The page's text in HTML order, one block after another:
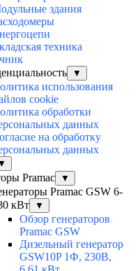
здания
техника
▼
использования
cookie
обработки
данных
на обработку
данных
Pramac ▼
Pramac GSW 6-
кВт
▼
Обзор генераторов
Pramac GSW
Дизельный генератор
GSW10P 1Ф, 230В,